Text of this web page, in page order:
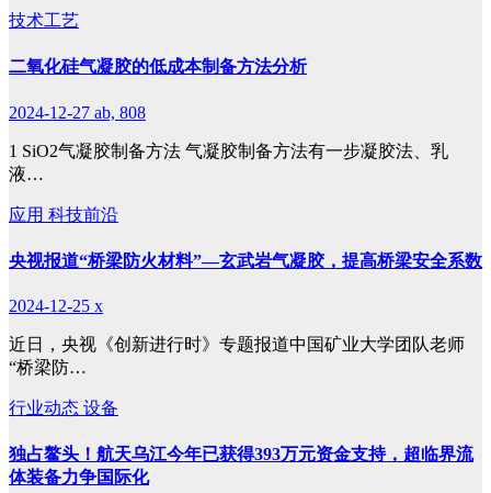
技术工艺
二氧化硅气凝胶的低成本制备方法分析
2024-12-27 ab, 808
1 SiO2气凝胶制备方法 气凝胶制备方法有一步凝胶法、乳
液…
应用 科技前沿
央视报道“桥梁防火材料”—玄武岩气凝胶，提高桥梁安全系数
2024-12-25 x
近日，央视《创新进行时》专题报道中国矿业大学团队老师
“桥梁防…
行业动态 设备
独占鳌头！航天乌江今年已获得393万元资金支持，超临界流
体装备力争国际化